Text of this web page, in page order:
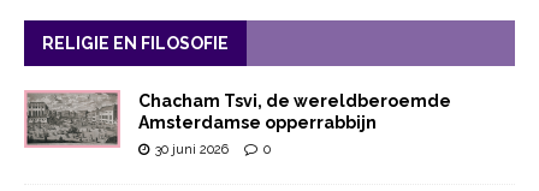
RELIGIE EN FILOSOFIE
Chacham Tsvi, de wereldberoemde
Amsterdamse opperrabbijn
30 juni 2026 0